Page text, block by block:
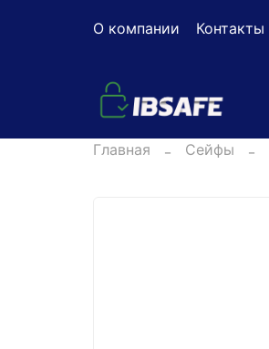
О компании Контакты
Главная Сейфы